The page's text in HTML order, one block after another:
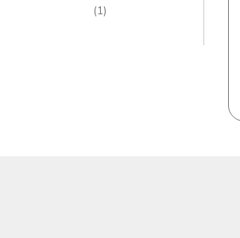
(1)